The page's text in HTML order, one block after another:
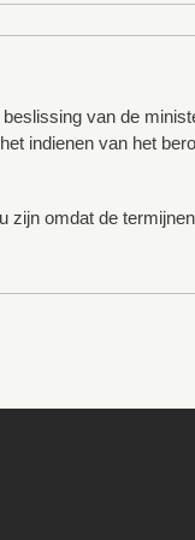
van de
indienen van het
omdat de